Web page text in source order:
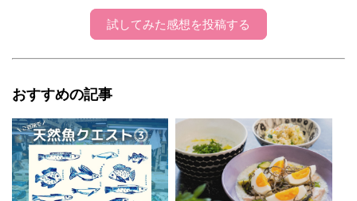
試してみた感想を投稿する
おすすめの記事